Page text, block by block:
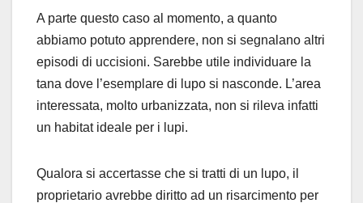
A parte questo caso al momento, a quanto
abbiamo potuto apprendere, non si segnalano altri
episodi di uccisioni. Sarebbe utile individuare la
tana dove l’esemplare di lupo si nasconde. L’area
interessata, molto urbanizzata, non si rileva infatti
un habitat ideale per i lupi.
Qualora si accertasse che si tratti di un lupo, il
proprietario avrebbe diritto ad un risarcimento per